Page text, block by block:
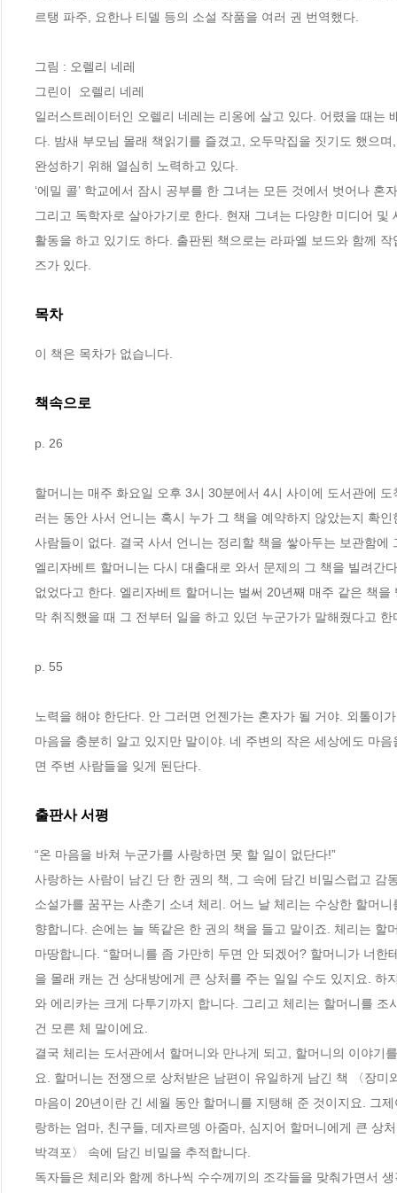
르탱 파주, 요한나 티델 등의 소설 작품을 여러 권 번역했다.
그림 : 오렐리 네레
그린이  오렐리 네레
일러스트레이터인 오렐리 네레는 리옹에 살고 있다. 어렸을 때는
다. 밤새 부모님 몰래 책읽기를 즐겼고, 오두막집을 짓기도 했으
완성하기 위해 열심히 노력하고 있다.
‘에밀 콜’ 학교에서 잠시 공부를 한 그녀는 모든 것에서 벗어나
그리고 독학자로 살아가기로 한다. 현재 그녀는 다양한 미디어
활동을 하고 있기도 하다. 출판된 책으로는 라파엘 보드와 함께
즈가 있다.
목차
이 책은 목차가 없습니다.
책속으로
p. 26
할머니는 매주 화요일 오후 3시 30분에서 4시 사이에 도서관에
러는 동안 사서 언니는 혹시 누가 그 책을 예약하지 않았는지 확
사람들이 없다. 결국 사서 언니는 정리할 책을 쌓아두는 보관함에
엘리자베트 할머니는 다시 대출대로 와서 문제의 그 책을 빌려간
없었다고 한다. 엘리자베트 할머니는 벌써 20년째 매주 같은 책
막 취직했을 때 그 전부터 일을 하고 있던 누군가가 말해줬다고 한
p. 55
노력을 해야 한단다. 안 그러면 언젠가는 혼자가 될 거야. 외톨이
마음을 충분히 알고 있지만 말이야. 네 주변의 작은 세상에도 마
면 주변 사람들을 잊게 된단다.
출판사 서평
“온 마음을 바쳐 누군가를 사랑하면 못 할 일이 없단다!”
사랑하는 사람이 남긴 단 한 권의 책, 그 속에 담긴 비밀스럽고 감
소설가를 꿈꾸는 사춘기 소녀 체리. 어느 날 체리는 수상한 할머
향합니다. 손에는 늘 똑같은 한 권의 책을 들고 말이죠. 체리는
마땅합니다. “할머니를 좀 가만히 두면 안 되겠어? 할머니가 너
을 몰래 캐는 건 상대방에게 큰 상처를 주는 일일 수도 있지요.
와 에리카는 크게 다투기까지 합니다. 그리고 체리는 할머니를
건 모른 체 말이에요.
결국 체리는 도서관에서 할머니와 만나게 되고, 할머니의 이야기
요. 할머니는 전쟁으로 상처받은 남편이 유일하게 남긴 책 〈장
마음이 20년이란 긴 세월 동안 할머니를 지탱해 준 것이지요. 그
랑하는 엄마, 친구들, 데자르뎅 아줌마, 심지어 할머니에게 큰 상
박격포〉 속에 담긴 비밀을 추적합니다.
독자들은 체리와 함께 하나씩 수수께끼의 조각들을 맞춰가면서